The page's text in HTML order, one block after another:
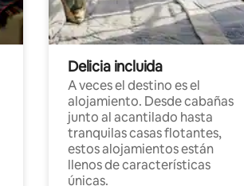
Delicia incluida
A veces el destino es el
alojamiento. Desde cabañas
junto al acantilado hasta
tranquilas casas flotantes,
estos alojamientos están
llenos de características
únicas.